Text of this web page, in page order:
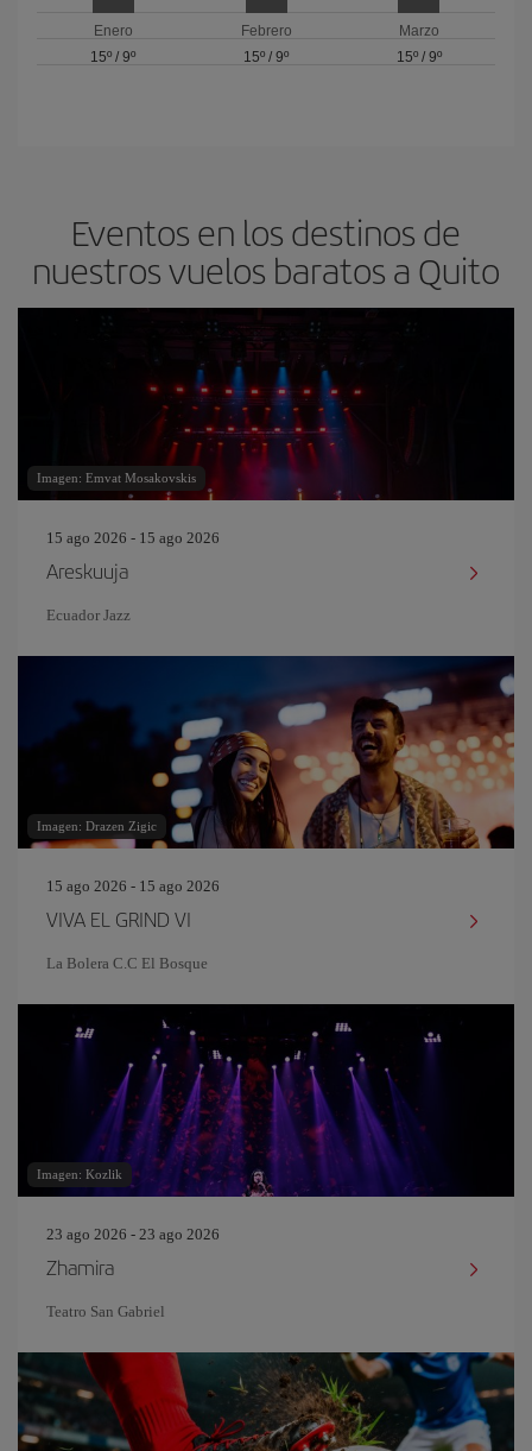
Enero
15º /9º
Febrero
15º / 9º
Marzo
15º/ 9º
Eventos en los destinos de
nuestros vuelos baratos a Quito
Imagen: Emvat Mosakovskis
15 ago 2026 - 15 ago 2026
Areskuuja
Ecuador Jazz
Imagen: Drazen Zigic
15 ago 2026 - 15 ago 2026
VIVA EL GRIND VI
La Bolera C.C El Bosque
Imagen: Kozlik
23 ago 2026 - 23 ago 2026
Zhamira
Teatro San Gabriel